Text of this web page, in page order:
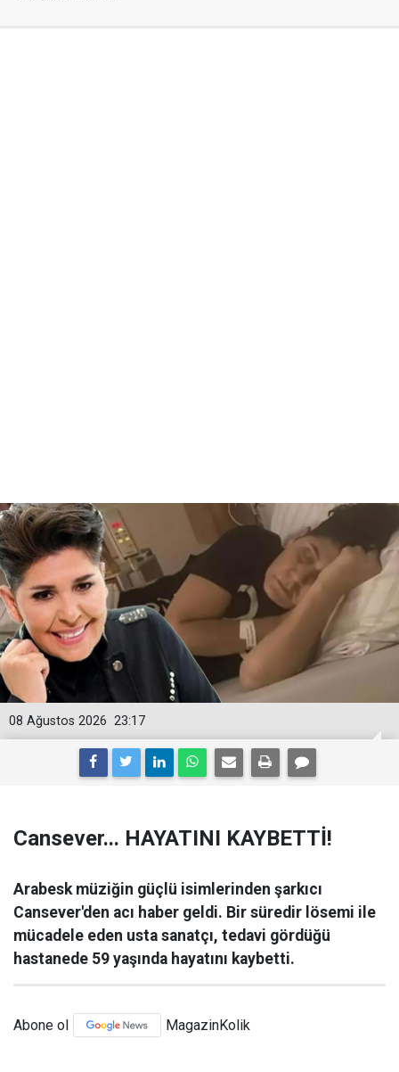
23:17
08 Ağustos 2026
Cansever... HAYATINI KAYBETTİ!
Arabesk müziğin güçlü isimlerinden şarkıcı
Cansever'den acı haber geldi. Bir süredir lösemi ile
mücadele eden usta sanatçı, tedavi gördüğü
hastanede 59 yaşında hayatını kaybetti.
Abone ol MagazinKolik